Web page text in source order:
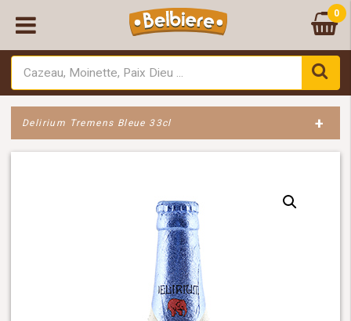
0
Delirium Tremens Bleue 33cl +